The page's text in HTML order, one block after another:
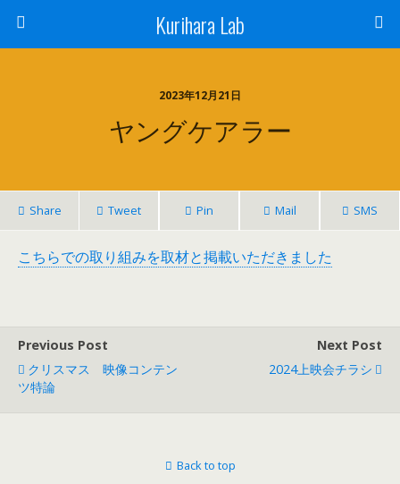
Kurihara Lab
2023年12月21日
ヤングケアラー
Share Tweet Pin Mail SMS
こちらでの取り組みを取材と掲載いただきました
Previous Post
クリスマス 映像コンテン
ツ特論
Next Post
2024上映会チラシ
Back to top